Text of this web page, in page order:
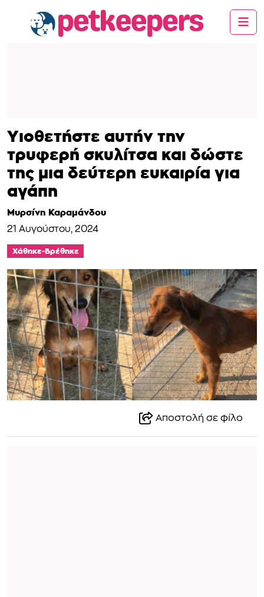
Υιοθετήστε αυτήν την
τρυφερή σκυλίτσα και δώστε
της μια δεύτερη ευκαιρία για
αγάπη
Μυρσίνη Καραμάνδου
21 Αυγούστου, 2024
Χάθηκε-Βρέθηκε
Αποστολή σε φίλο